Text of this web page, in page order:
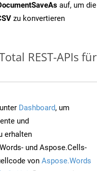
auf, um die
zu konvertieren
REST-APIs für
Dashboard, um
und
erhalten
und Aspose.Cells-
von Aspose.Words